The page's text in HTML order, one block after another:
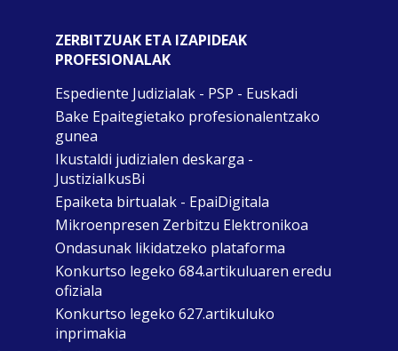
ZERBITZUAK ETA IZAPIDEAK
PROFESIONALAK
Espediente Judizialak - PSP - Euskadi
Bake Epaitegietako profesionalentzako
gunea
Ikustaldi judizialen deskarga -
JustiziaIkusBi
Epaiketa birtualak - EpaiDigitala
Mikroenpresen Zerbitzu Elektronikoa
Ondasunak likidatzeko plataforma
Konkurtso legeko 684.artikuluaren eredu
ofiziala
Konkurtso legeko 627.artikuluko
inprimakia